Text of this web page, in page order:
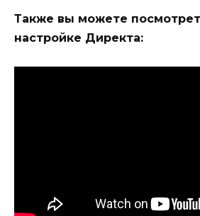
Также вы можете
настройке Директа: